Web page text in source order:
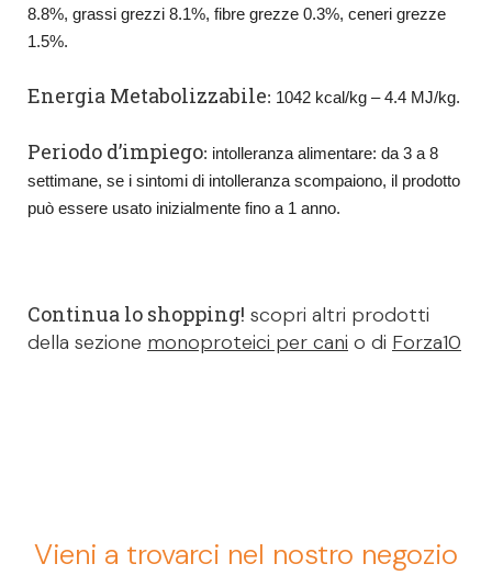
8.8%, grassi grezzi 8.1%, fibre grezze 0.3%, ceneri grezze
1.5%.
Energia Metabolizzabile: 1042 kcal/kg – 4.4 MJ/kg.
Periodo d’impiego: intolleranza alimentare: da 3 a 8
settimane, se i sintomi di intolleranza scompaiono, il prodotto
può essere usato inizialmente fino a 1 anno.
Continua lo shopping! scopri altri prodotti
della sezione monoproteici per cani o di Forza10
Vieni a trovarci nel nostro negozio